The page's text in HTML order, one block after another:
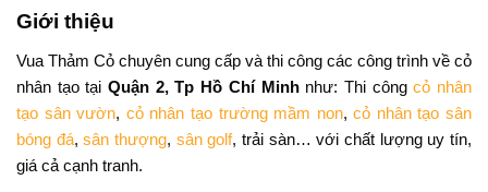
Giới thiệu
Vua Thảm Cỏ chuyên cung cấp và thi công các công trình về cỏ
nhân tạo tạiQuận 2, Tp Hồ Chí Minhnhư: Thi côngcỏ nhân
tạo sân vườn, cỏ nhân tạo trường mầm non,cỏ nhân tạo sân
bóng đá,sân thượng, sân golf, trải sàn… với chất lượng uy tín,
giá cả cạnh tranh.